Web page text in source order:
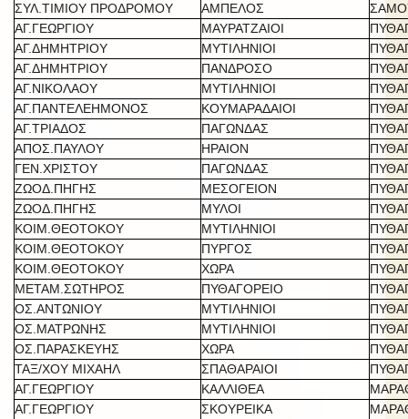
ΣΥΛ.ΤΙΜΙΟΥ ΠΡΟΔΡΟΜΟΥ
ΑΜΠΕΛΟΣ
ΑΓ.ΓΕΩΡΓΙΟΥ
ΜΑΥΡΑΤΖΑΙΟΙ
ΑΓ.ΔΗΜΗΤΡΙΟΥ
ΜΥΤΙΛΗΝΙΟΙ
ΑΓ.ΔΗΜΗΤΡΙΟΥ
ΠΑΝΔΡΟΣΟ
ΑΓ.ΝΙΚΟΛΑΟΥ
ΜΥΤΙΛΗΝΙΟΙ
ΑΓ.ΠΑΝΤΕΛΕΗΜΟΝΟΣ
ΚΟΥΜΑΡΑΔΑΙΟΙ
ΑΓ.ΤΡΙΑΔΟΣ
ΠΑΓΩΝΔΑΣ
ΑΠΟΣ.ΠΑΥΛΟΥ
ΗΡΑΙΟΝ
ΓΕΝ.ΧΡΙΣΤΟΥ
ΠΑΓΩΝΔΑΣ
ΖΩΟΔ.ΠΗΓΗΣ
ΜΕΣΟΓΕΙΟΝ
ΖΩΟΔ.ΠΗΓΗΣ
ΜΥΛΟΙ
ΚΟΙΜ.ΘΕΟΤΟΚΟΥ
ΜΥΤΙΛΗΝΙΟΙ
ΚΟΙΜ.ΘΕΟΤΟΚΟΥ
ΠΥΡΓΟΣ
ΚΟΙΜ.ΘΕΟΤΟΚΟΥ
ΧΩΡΑ
ΜΕΤΑΜ.ΣΩΤΗΡΟΣ
ΠΥΘΑΓΟΡΕΙΟ
ΟΣ.ΑΝΤΩΝΙΟΥ
ΜΥΤΙΛΗΝΙΟΙ
ΟΣ.ΜΑΤΡΩΝΗΣ
ΜΥΤΙΛΗΝΙΟΙ
ΟΣ.ΠΑΡΑΣΚΕΥΗΣ
ΧΩΡΑ
ΤΑΞ/ΧΟΥ ΜΙΧΑΗΛ
ΣΠΑΘΑΡΑΙΟΙ
ΑΓ.ΓΕΩΡΓΙΟΥ
ΚΑΛΛΙΘΕΑ
ΑΓ.ΓΕΩΡΓΙΟΥ
ΣΚΟΥΡΕΙΚΑ